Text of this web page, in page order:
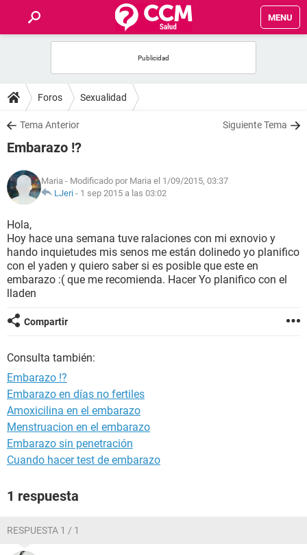
MENU
FOROS
SALUD
NUTRICIÓN
BIENESTAR
SEXUALIDAD
GLOSARIO
Foros Sexualidad
Tema Anterior Siguiente Tema
Embarazo !?
Maria - Modificado por Maria el 1/09/2015, 03:37
LJeri - 1 sep 2015 a las 03:02
Hola,
Hoy hace una semana tuve ralaciones con mi exnovio y
hando inquietudes mis senos me están dolinedo yo planifico
con el yaden y quiero saber si es posible que este en
embarazo :( que me recomienda. Hacer Yo planifico con el
lladen
Compartir
Consulta también:
Embarazo !?
Embarazo en días no fertiles
Amoxicilina en el embarazo
Menstruacion en el embarazo
Embarazo sin penetración
Cuando hacer test de embarazo
1 respuesta
RESPUESTA 1 / 1